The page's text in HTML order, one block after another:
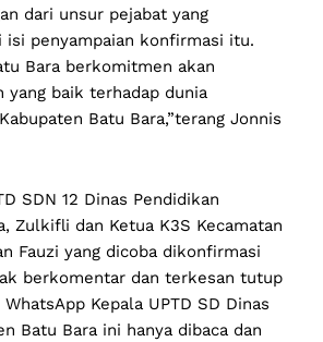
dari unsur pejabat yang
isi penyampaian konfirmasi itu.
Bara berkomitmen akan
yang baik terhadap dunia
Batu Bara,”terang Jonnis
SDN 12 Dinas Pendidikan
Zulkifli dan Ketua K3S Kecamatan
Fauzi yang dicoba dikonfirmasi
berkomentar dan terkesan tutup
Kepala UPTD SD Dinas
Batu Bara ini hanya dibaca dan